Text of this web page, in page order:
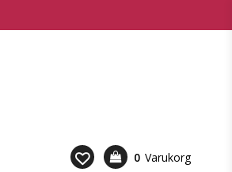
0 Varukorg